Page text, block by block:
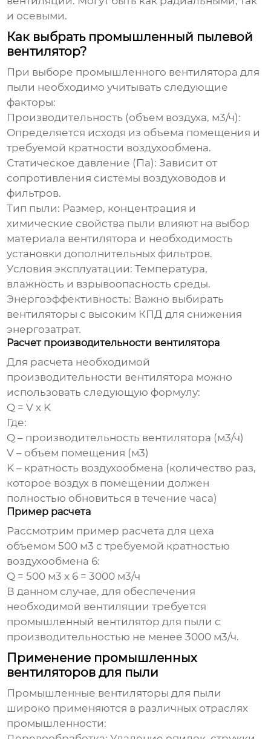
и осевыми.
Как выбрать промышленный пылевой
вентилятор?
При выборе промышленного вентилятора для
пыли необходимо учитывать следующие
факторы:
Производительность (объем воздуха, м3/ч):
Определяется исходя из объема помещения и
требуемой кратности воздухообмена.
Статическое давление (Па): Зависит от
сопротивления системы воздуховодов и
фильтров.
Тип пыли: Размер, концентрация и
химические свойства пыли влияют на выбор
материала вентилятора и необходимость
установки дополнительных фильтров.
Условия эксплуатации: Температура,
влажность и взрывоопасность среды.
Энергоэффективность: Важно выбирать
вентиляторы с высоким КПД для снижения
энергозатрат.
Расчет производительности вентилятора
Для расчета необходимой
производительности вентилятора можно
использовать следующую формулу:
Q = V x K
Где:
Q – производительность вентилятора (м3/ч)
V – объем помещения (м3)
K – кратность воздухообмена (количество раз,
которое воздух в помещении должен
полностью обновиться в течение часа)
Пример расчета
Рассмотрим пример расчета для цеха
объемом 500 м3 с требуемой кратностью
воздухообмена 6:
Q = 500 м3 x 6 = 3000 м3/ч
В данном случае, для обеспечения
необходимой вентиляции требуется
промышленный вентилятор для пыли с
производительностью не менее 3000 м3/ч.
Применение промышленных
вентиляторов для пыли
Промышленные вентиляторы для пыли
широко применяются в различных отраслях
промышленности: